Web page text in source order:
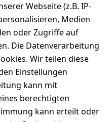
Webseite (z.B. IP-
Medien
oder Zugriffe auf
Die Datenverarbeitung
Wir teilen diese
Einstellungen
kann mit
berechtigten
kann erteilt oder
Informatio
Eichenallee
06184
+49
6260858
E-Mail:
Über uns
★★★★☆
Top-Verkäufer
★★★★★
Bewertungen
Über 228.000